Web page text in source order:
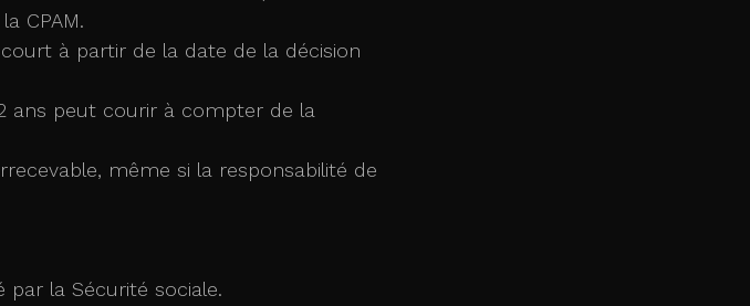
CPAM.
à partir de la date de la décision
ans peut courir à compter de la
même si la responsabilité de
la Sécurité sociale.